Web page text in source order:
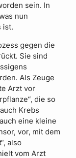
sein. In
nun
ist.
gegen die
Sie sind
Als Zeuge
Arzt vor
die so
Krebs
eine kleine
vor, mit dem
also
vom Arzt